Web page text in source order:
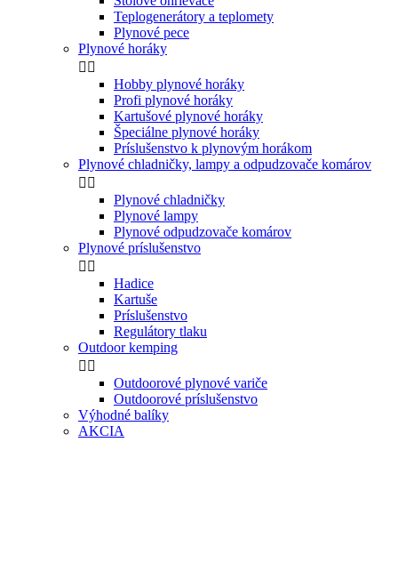
Teplogenerátory a teplomety
Plynové pece
Plynové horáky
 
Hobby plynové horáky
Profi plynové horáky
Kartušové plynové horáky
Špeciálne plynové horáky
Príslušenstvo k plynovým horákom
Plynové chladničky, lampy a odpudzovače komárov
 
Plynové chladničky
Plynové lampy
Plynové odpudzovače komárov
Plynové príslušenstvo
 
Hadice
Kartuše
Príslušenstvo
Regulátory tlaku
Outdoor kemping
 
Outdoorové plynové variče
Outdoorové príslušenstvo
Výhodné balíky
AKCIA